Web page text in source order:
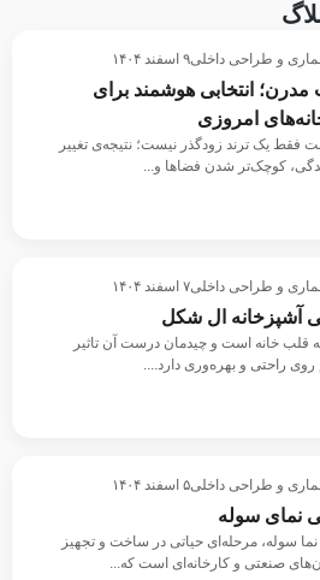
و طراحی داخلی۹ اسفند ۱۴۰۴
مدرن؛ انتخابی هوشمند برای
امروزی
فقط یک ترند زودگذر نیست؛ نتیجه‌ی تغییر
کوچک‌تر شدن فضاها و...
و طراحی داخلی۷ اسفند ۱۴۰۴
آشپزخانه ال شکل
قلب خانه است و چیدمان درست آن تاثیر
راحتی و بهره‌وری دارد....
و طراحی داخلی۵ اسفند ۱۴۰۴
نمای سوله
سوله، مرحله‌ای حیاتی در ساخت و تجهیز
صنعتی و کارخانه‌ای است که...